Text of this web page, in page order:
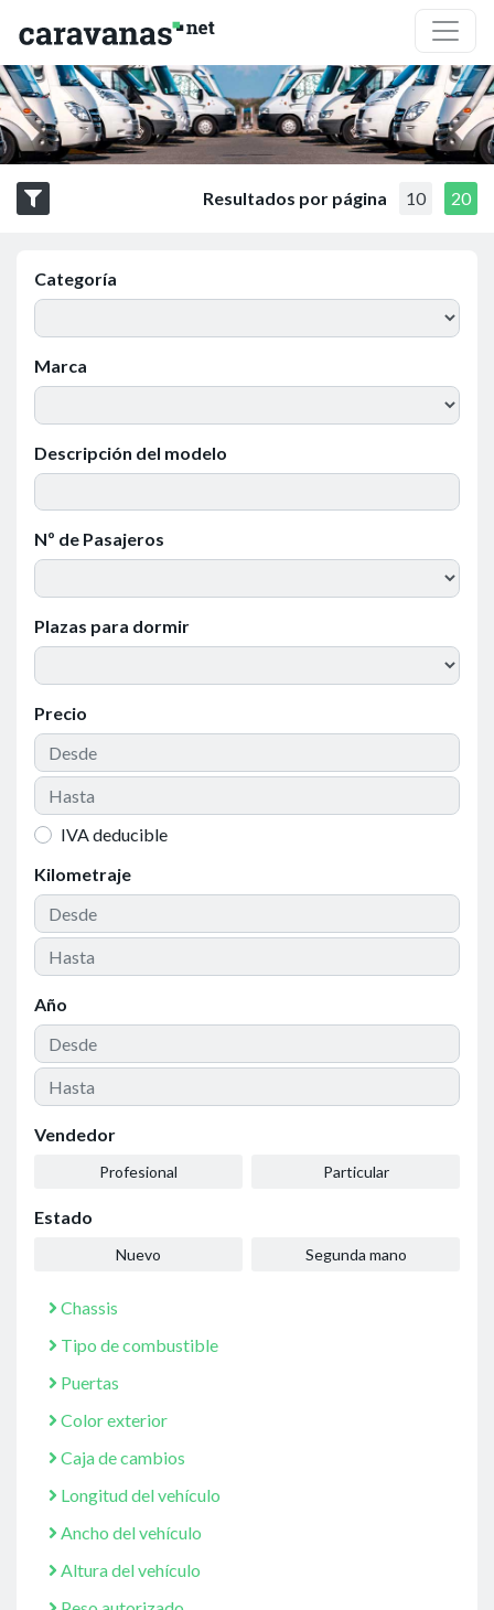
Resultados por página 10 20
Categoría
Marca
Descripción del modelo
Nº de Pasajeros
Plazas para dormir
Precio
IVA deducible
Kilometraje
Año
Vendedor
Profesional Particular
Estado
Nuevo Segunda mano
Chassis
Tipo de combustible
Puertas
Color exterior
Caja de cambios
Longitud del vehículo
Ancho del vehículo
Altura del vehículo